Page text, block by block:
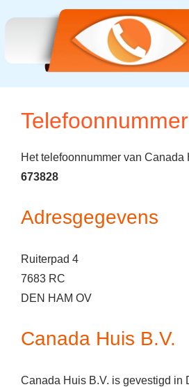
Telefoonnummer
Het telefoonnummer van Canada
673828
Adresgegevens
Ruiterpad 4
7683 RC
DEN HAM OV
Canada Huis B.V.
Canada Huis B.V. is gevestigd in